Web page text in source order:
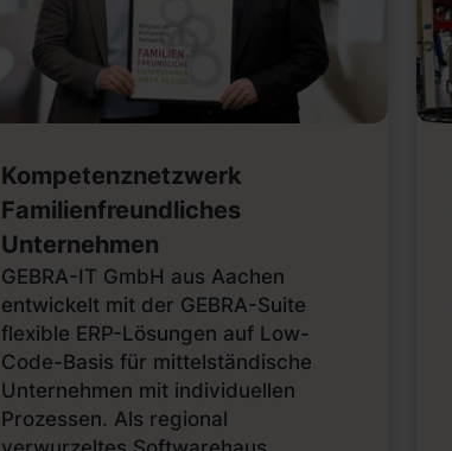
Kompetenznetzwerk
Familienfreundliches
Unternehmen
GEBRA-IT GmbH aus Aachen
entwickelt mit der GEBRA-Suite
flexible ERP-Lösungen auf Low-
Code-Basis für mittelständische
Unternehmen mit individuellen
Prozessen. Als regional